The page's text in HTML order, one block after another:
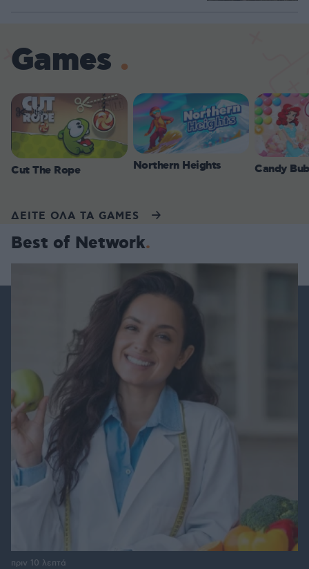
Games
Cut The Rope Northern Heights Candy
ΔΕΙΤΕ ΟΛΑ ΤΑ GAMES
Best of Network
πριν 10 λεπτά